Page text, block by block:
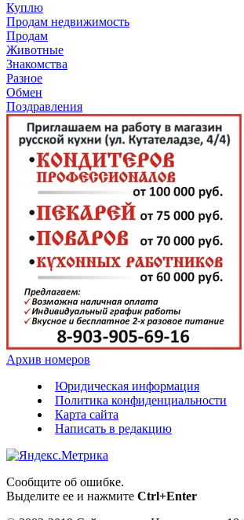
Куплю
Продам недвижимость
Продам
Животные
Знакомства
Разное
Обмен
Поздравления
Архив номеров
Юридическая информация
Политика конфиденциальности
Карта сайта
Написать в редакцию
Сообщите об ошибке.
Выделите ее и нажмите Ctrl+Enter